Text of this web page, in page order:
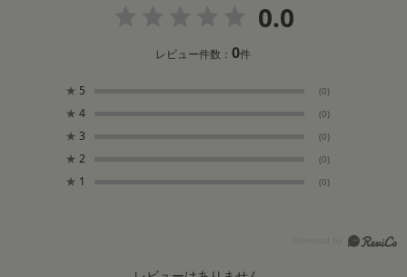
0.0
レビュー件数：0件
★ 5 (0)
★ 4 (0)
★ 3 (0)
★ 2 (0)
★ 1 (0)